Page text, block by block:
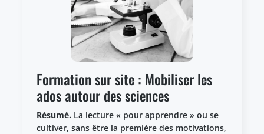
Formation sur site : Mobiliser les
ados autour des sciences
Résumé. La lecture « pour apprendre » ou se
cultiver, sans être la première des motivations,